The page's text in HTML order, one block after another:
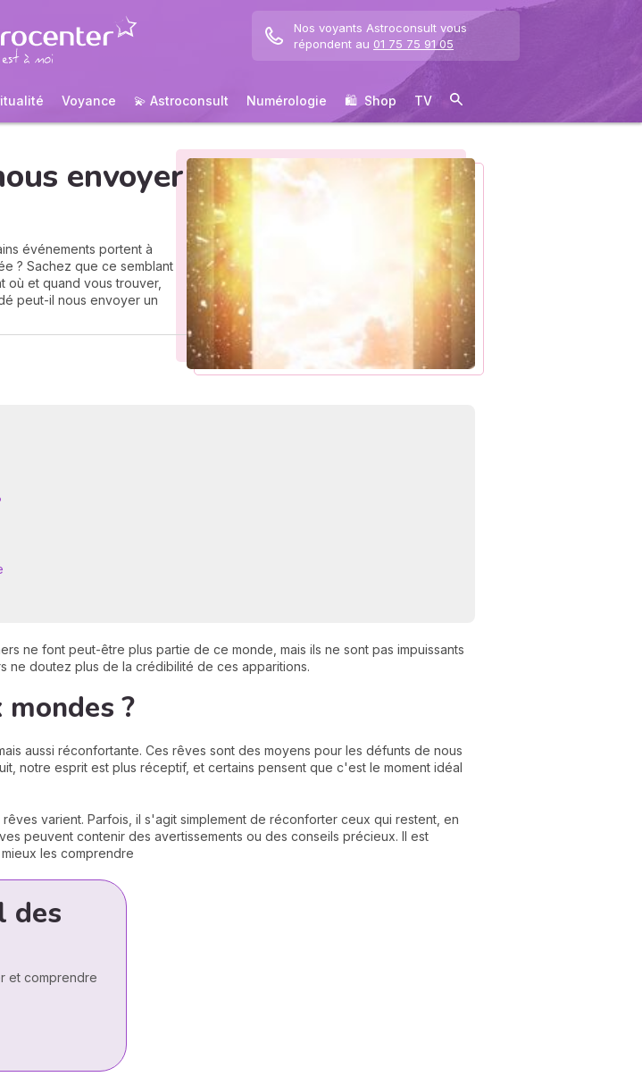
Nos voyants Astroconsult vous
répondent au 01 75 75 91 05
Voyance 💫 Astroconsult Numérologie 🛍 ️ Shop TV
envoyer
événements portent à
? Sachez que ce semblant
où et quand vous trouver,
peut-il nous envoyer un
ne font peut-être plus partie de ce monde, mais ils ne sont pas impuissants
ne doutez plus de la crédibilité de ces apparitions.
?
aussi réconfortante. Ces rêves sont des moyens pour les défunts de nous
notre esprit est plus réceptif, et certains pensent que c'est le moment idéal
varient. Parfois, il s'agit simplement de réconforter ceux qui restent, en
peuvent contenir des avertissements ou des conseils précieux. Il est
les comprendre
des
et comprendre